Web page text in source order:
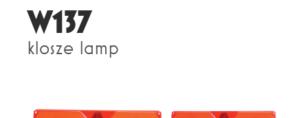
W137
klosze lamp